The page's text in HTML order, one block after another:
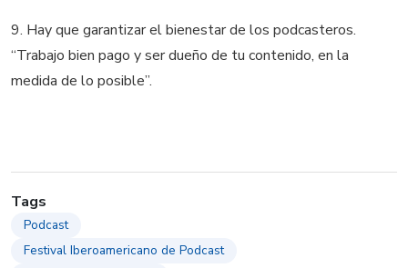
9. Hay que garantizarelbienestar de los podcasteros.
“Trabajo bien pago y ser dueño de tu contenido, en la
medida de lo posible”.
Tags
Podcast
Festival Iberoamericano de Podcast